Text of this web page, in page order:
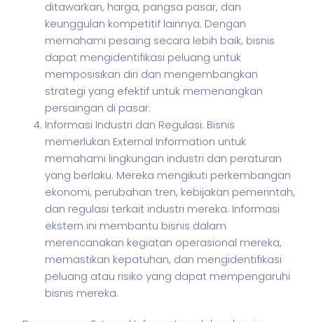
ditawarkan, harga, pangsa pasar, dan
keunggulan kompetitif lainnya. Dengan
memahami pesaing secara lebih baik, bisnis
dapat mengidentifikasi peluang untuk
memposisikan diri dan mengembangkan
strategi yang efektif untuk memenangkan
persaingan di pasar.
Informasi Industri dan Regulasi: Bisnis
memerlukan External Information untuk
memahami lingkungan industri dan peraturan
yang berlaku. Mereka mengikuti perkembangan
ekonomi, perubahan tren, kebijakan pemerintah,
dan regulasi terkait industri mereka. Informasi
ekstern ini membantu bisnis dalam
merencanakan kegiatan operasional mereka,
memastikan kepatuhan, dan mengidentifikasi
peluang atau risiko yang dapat mempengaruhi
bisnis mereka.